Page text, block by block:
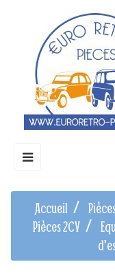
Basculer
☰
Accueil
Pièces 2CV